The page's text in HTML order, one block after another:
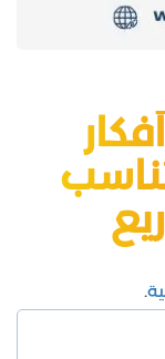
(العربية) أفضل 5 أفكار
.